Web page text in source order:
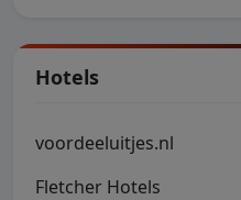
Hotels
voordeeluitjes.nl
Fletcher Hotels